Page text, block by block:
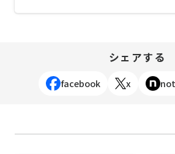
シェアする
facebook x